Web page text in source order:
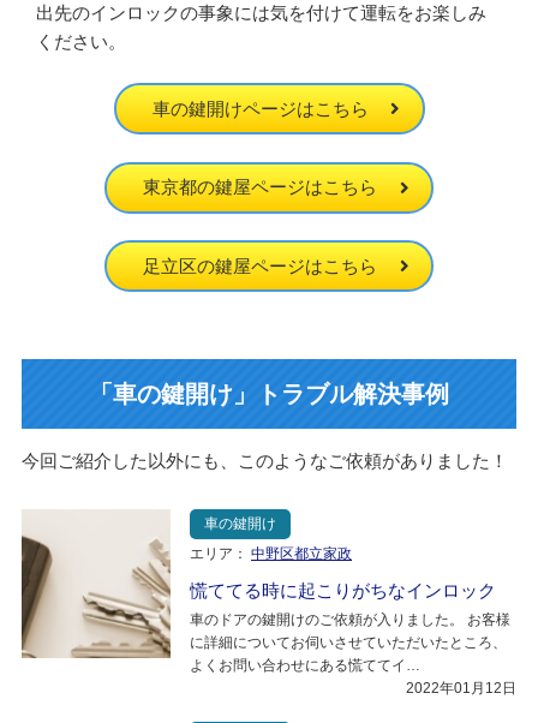
出先のインロックの事象には気を付けて運転をお楽しみ
ください。
車の鍵開けページはこちら
東京都の鍵屋ページはこちら
足立区の鍵屋ページはこちら
「車の鍵開け」トラブル解決事例
今回ご紹介した以外にも、このようなご依頼がありました！
車の鍵開け
エリア： 中野区都立家政
慌ててる時に起こりがちなインロック
車のドアの鍵開けのご依頼が入りました。 お客様
に詳細についてお伺いさせていただいたところ、
よくお問い合わせにある慌ててイ…
2022年01月12日